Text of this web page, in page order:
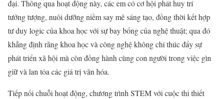
đại. Thông qua hoạt động này, các em có cơ hội phát huy trí
tưởng tượng, nuôi dưỡng niềm say mê sáng tạo, đồng thời kết hợp
tư duy logic của khoa học với sự bay bổng của nghệ thuật; qua đó
khẳng định rằng khoa học và công nghệ không chỉ thúc đẩy sự
phát triển xã hội mà còn đồng hành cùng con người trong việc gìn
giữ và lan tỏa các giá trị văn hóa.
Tiếp nối chuỗi hoạt động, chương trình STEM với cuộc thi thiết